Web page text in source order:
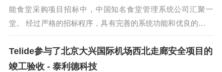
能食堂采购项目招标中，中国知名食堂管理系统公司汇聚一
堂。 经过严格的招标程序，具有完善的系统功能和优良的管理
理念，我公司已被...
Telide参与了北京大兴国际机场西北走廊安全项目的
竣工验收 - 泰利德科技